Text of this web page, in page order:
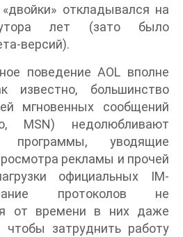
откладывался на
лет (зато было
версий).
поведение AOL вполне
известно, большинство
мгновенных сообщений
MSN) недолюбливают
программы, уводящие
рекламы и прочей
официальных IM-
протоколов не
от времени в них даже
чтобы затруднить работу